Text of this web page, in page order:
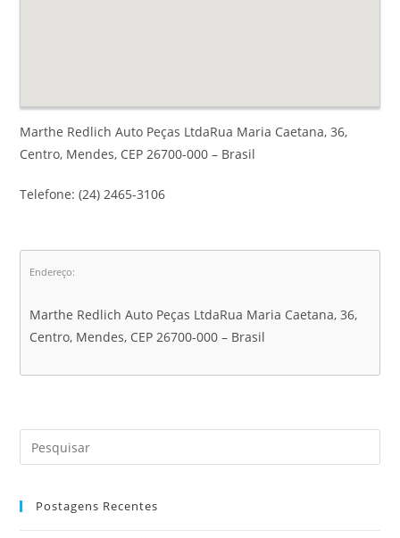
Marthe Redlich Auto Peças LtdaRua Maria Caetana, 36,
Centro, Mendes, CEP 26700-000 – Brasil
Telefone: (24) 2465-3106
Endereço:
Marthe Redlich Auto Peças LtdaRua Maria Caetana, 36,
Centro, Mendes, CEP 26700-000 – Brasil
Postagens Recentes